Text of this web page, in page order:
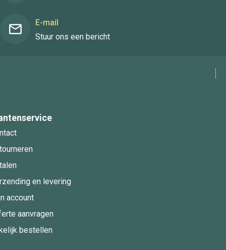
E-mail
Stuur ons een bericht
en levering
account
aanvragen
bestellen